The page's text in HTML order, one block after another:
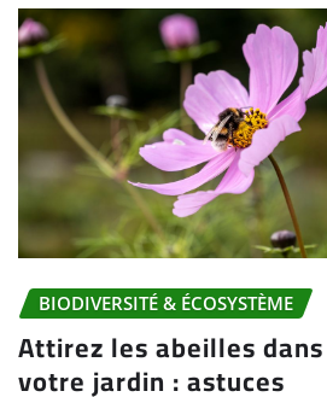
BIODIVERSITÉ & ÉCOSYSTÈME
Attirez les abeilles dans
votre jardin : astuces